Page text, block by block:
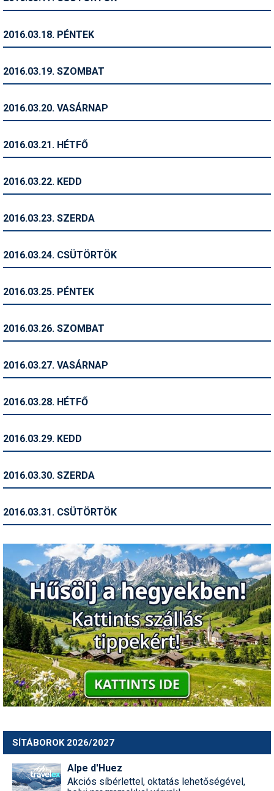
Snowboard
Szakértők
Telemark
Történelem
Utazási tippek
2016.03.18. PÉNTEK
2016.03.19. SZOMBAT
2016.03.20. VASÁRNAP
2016.03.21. HÉTFŐ
2016.03.22. KEDD
2016.03.23. SZERDA
2016.03.24. CSÜTÖRTÖK
2016.03.25. PÉNTEK
2016.03.26. SZOMBAT
2016.03.27. VASÁRNAP
2016.03.28. HÉTFŐ
2016.03.29. KEDD
2016.03.30. SZERDA
2016.03.31. CSÜTÖRTÖK
SÍTÁBOROK 2026/2027
Alpe d'Huez
Akciós síbérlettel, oktatás lehetőségével,